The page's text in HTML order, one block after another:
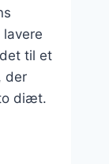
til et
der
diæt.